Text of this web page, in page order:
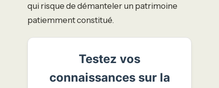
qui risque de démanteler un patrimoine
patiemment constitué.
Testez vos
connaissances sur la